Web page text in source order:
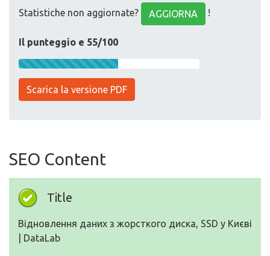
Statistiche non aggiornate? AGGIORNA !
Il punteggio e 55/100
Scarica la versione PDF
SEO Content
Title
Відновлення даних з жорсткого диска, SSD у Києві
| DataLab